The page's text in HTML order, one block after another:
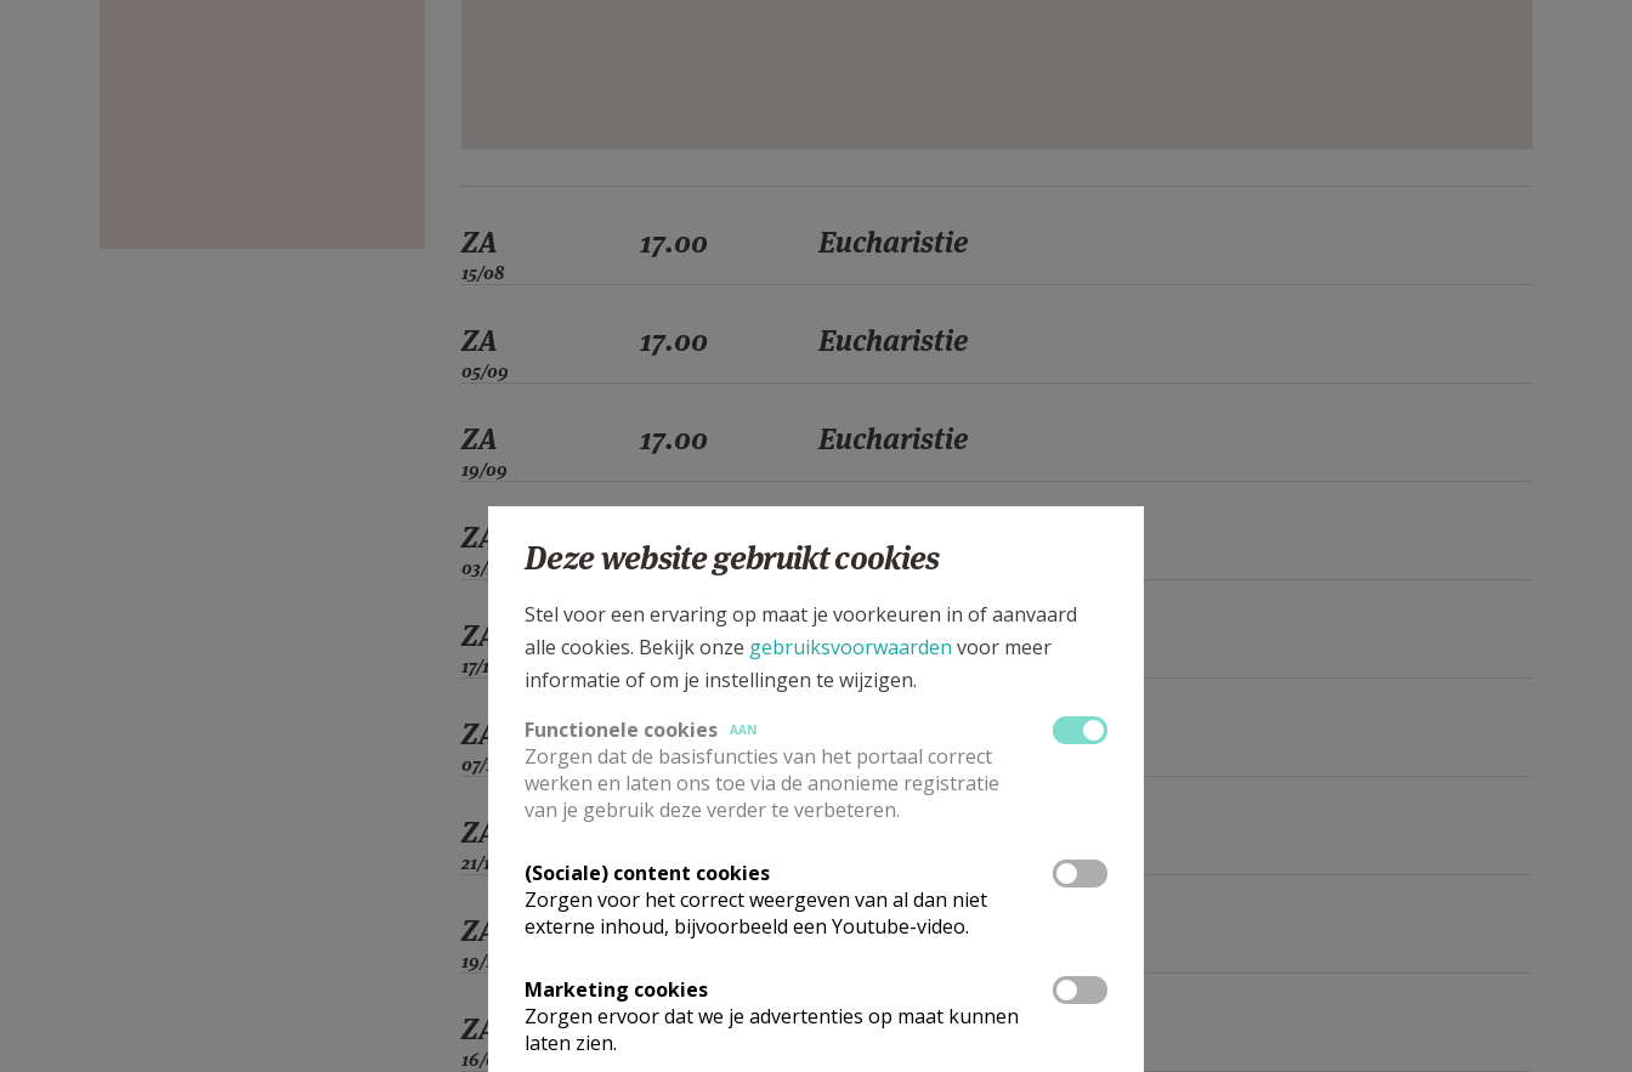
ZA
15/08
17.00 Eucharistie
ZA
05/09
17.00 Eucharistie
ZA
19/09
17.00 Eucharistie
ZA
03/10
17.00 Eucharistie
ZA
17/10
17.00 Eucharistie
ZA
07/11
17.00
ZA
21/11
ZA
19/12
17.00 Eucharistie
ZA
16/01
17.00 Eucharistie
Deze website gebruikt cookies
Stel voor een ervaring op maat je voorkeuren in of aanvaard
alle cookies. Bekijk onze gebruiksvoorwaarden voor meer
informatie of om je instellingen te wijzigen.
Functionele cookies
AAN
Zorgen dat de basisfuncties van het portaal correct
werken en laten ons toe via de anonieme registratie
van je gebruik deze verder te verbeteren.
(Sociale) content cookies
Zorgen voor het correct weergeven van al dan niet
externe inhoud, bijvoorbeeld een Youtube-video.
Marketing cookies
Zorgen ervoor dat we je advertenties op maat kunnen
laten zien.